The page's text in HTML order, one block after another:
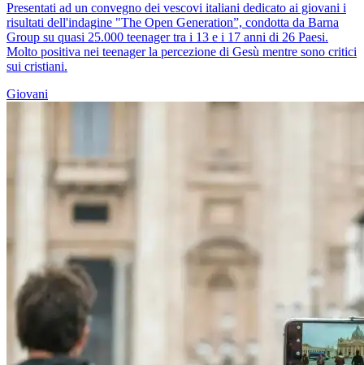
Presentati ad un convegno dei vescovi italiani dedicato ai giovani i
risultati dell'indagine "The Open Generation”, condotta da Barna
Group su quasi 25.000 teenager tra i 13 e i 17 anni di 26 Paesi.
Molto positiva nei teenager la percezione di Gesù mentre sono critici
sui cristiani.
Giovani